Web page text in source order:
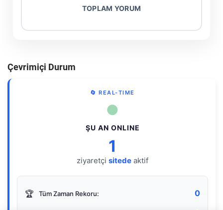
TOPLAM YORUM
Çevrimiçi Durum
🔄 REAL-TIME
●
ŞU AN ONLINE
1
ziyaretçi sitede aktif
🏆 Tüm Zaman Rekoru: 0